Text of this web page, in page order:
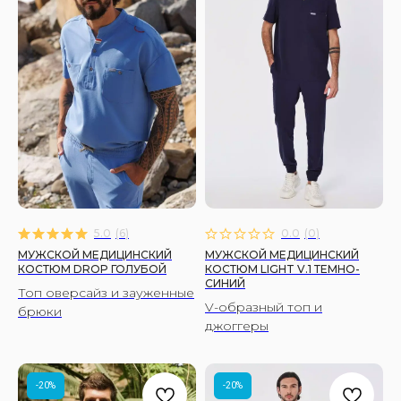
5.0 (6)
МУЖСКОЙ МЕДИЦИНСКИЙ
КОСТЮМ DROP ГОЛУБОЙ
Топ оверсайз и зауженные
брюки
0.0 (0)
МУЖСКОЙ МЕДИЦИНСКИЙ
КОСТЮМ LIGHT V.1 ТЕМНО-
СИНИЙ
V-образный топ и
джоггеры
-20% -20%
ПОКУПАТЕЛЯМ
Сертификаты
Доставка и оплата
ЖЕНЩИНАМ
Костюмы
Рубашки
Халаты
МУЖЧИНАМ
Костюмы
Рубашки
Брюки
Халаты